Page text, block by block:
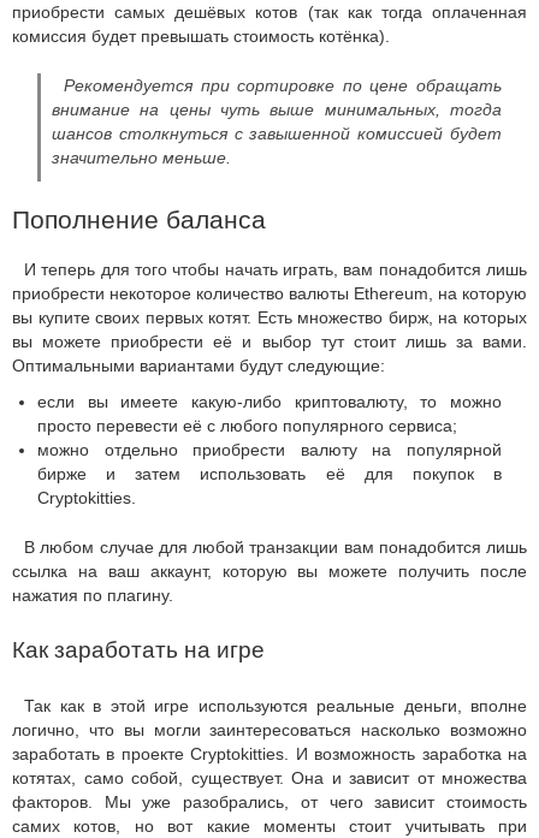
приобрести самых дешёвых котов (так как тогда оплаченная
комиссия будет превышать стоимость котёнка).
Рекомендуется при сортировке по цене обращать
внимание на цены чуть выше минимальных, тогда
шансов столкнуться с завышенной комиссией будет
значительно меньше.
Пополнение баланса
И теперь для того чтобы начать играть, вам понадобится лишь
приобрести некоторое количество валюты Ethereum, на которую
вы купите своих первых котят. Есть множество бирж, на которых
вы можете приобрести её и выбор тут стоит лишь за вами.
Оптимальными вариантами будут следующие:
если вы имеете какую-либо криптовалюту, то можно
просто перевести её с любого популярного сервиса;
можно отдельно приобрести валюту на популярной
бирже и затем использовать её для покупок в
Cryptokitties.
В любом случае для любой транзакции вам понадобится лишь
ссылка на ваш аккаунт, которую вы можете получить после
нажатия по плагину.
Как заработать на игре
Так как в этой игре используются реальные деньги, вполне
логично, что вы могли заинтересоваться насколько возможно
заработать в проекте Cryptokitties. И возможность заработка на
котятах, само собой, существует. Она и зависит от множества
факторов. Мы уже разобрались, от чего зависит стоимость
самих котов, но вот какие моменты стоит учитывать при